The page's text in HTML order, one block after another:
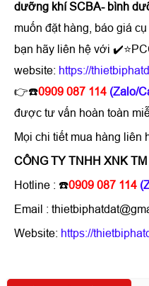
dưỡng khí SCBA- bình
muốn đặt hàng, báo giá
bạn hãy liên hệ với
website: https://
👉☎️0909 087 114 (Zalo/
được tư vấn hoàn toàn
Mọi chi tiết mua hàng liên
CÔNG TY TNHH XNK
Hotline : ☎️0909 087 114
Email :
Website: https://